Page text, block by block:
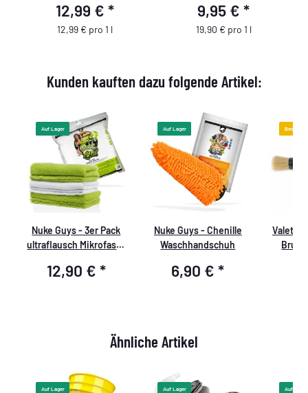
12,99 € *
12,99 € pro 1 l
9,95 €*
19,90 € pro 1 l
Kunden kauften dazu folgende Artikel:
Auf Lager
Nuke Guys - 3er Pack
ultraflausch Mikrofaser
GSM, 40x40cm
12,90 € *
Auf Lager
Nuke Guys - Chenille
Waschhandschuh
6,90 €*
Bestseller
Brush
Ähnliche Artikel
Auf Lager Auf Lager Auf Lager